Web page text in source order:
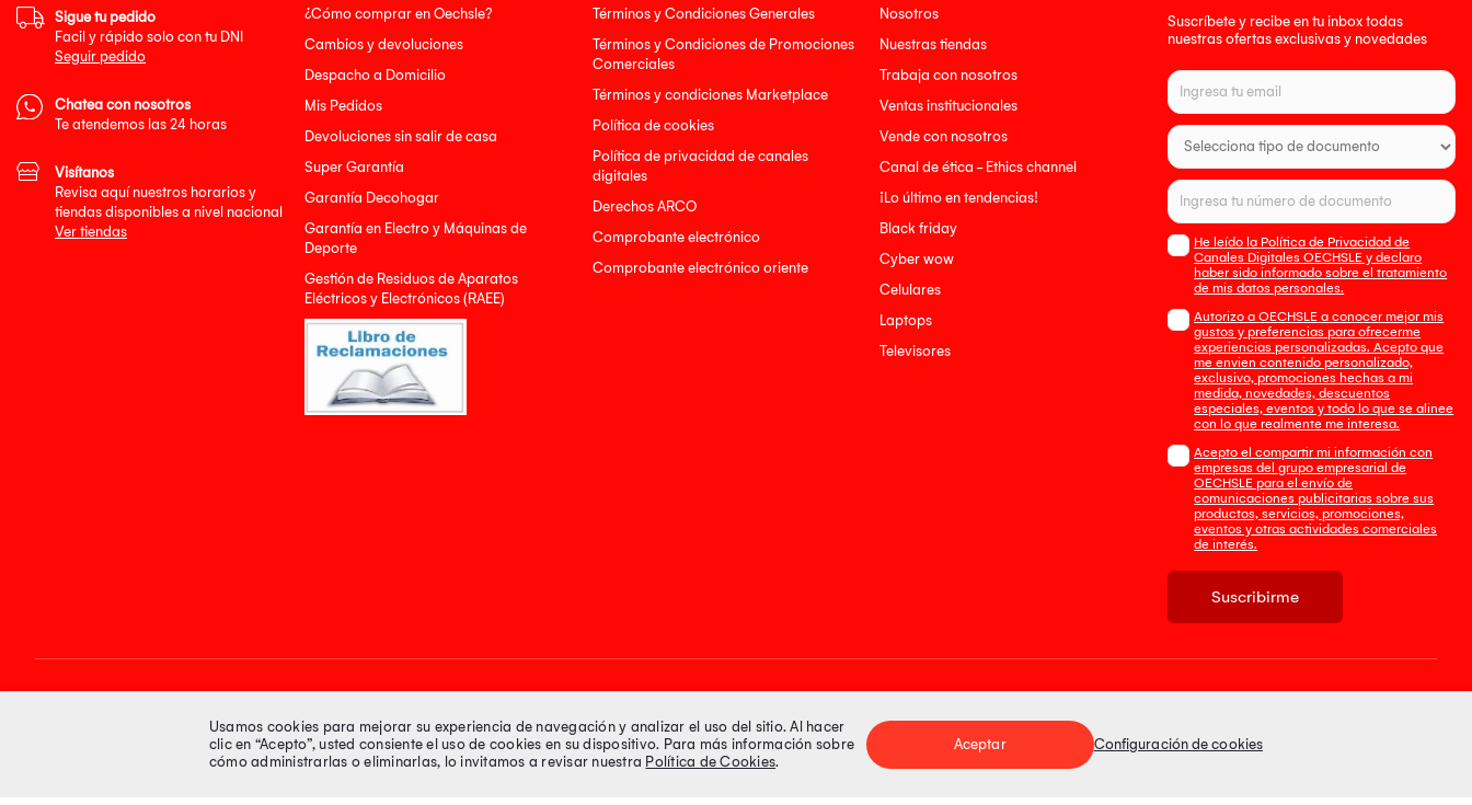
¿Cómo comprar en Oechsle?
Cambios y devoluciones
Despacho a Domicilio
Mis Pedidos
Devoluciones sin salir de casa
Super Garantía
Garantía Decohogar
Garantía en Electro y Máquinas de
Deporte
Gestión de Residuos de Aparatos
Eléctricos y Electrónicos (RAEE)
Términos y Condiciones Generales
Términos y Condiciones de Promociones
Comerciales
Términos y condiciones Marketplace
Política de cookies
Política de privacidad de canales
digitales
Derechos ARCO
Comprobante electrónico
Comprobante electrónico oriente
Nosotros
Nuestras tiendas
Trabaja con nosotros
Ventas institucionales
Vende con nosotros
Canal de ética - Ethics channel
¡Lo último en tendencias!
Black friday
Cyber wow
Celulares
Laptops
Televisores
Suscríbete y recibe en tu inbox todas
nuestras ofertas exclusivas y novedades
He leído la Política de Privacidad de
Canales Digitales OECHSLE y declaro
haber sido informado sobre el tratamiento
de mis datos personales.
Autorizo a OECHSLE a conocer mejor mis
gustos y preferencias para ofrecerme
experiencias personalizadas. Acepto que
me envien contenido personalizado,
exclusivo, promociones hechas a mi
medida, novedades, descuentos
especiales, eventos y todo lo que se alinee
con lo que realmente me interesa.
Acepto el compartir mi información con
empresas del grupo empresarial de
OECHSLE para el envío de
comunicaciones publicitarias sobre sus
productos, servicios, promociones,
eventos y otras actividades comerciales
de interés.
Suscribirme
Sigue tu pedido
Facil y rápido solo con tu DNI
Seguir pedido
Chatea con nosotros
Te atendemos las 24 horas
Visítanos
Revisa aquí nuestros horarios y
tiendas disponibles a nivel nacional
Ver tiendas
Síguenos en Medios de pago Tienda 100% Segura
Usamos cookies para mejorar su experiencia de navegación y analizar el uso del sitio. Al hacer
clic en “Acepto”, usted consiente el uso de cookies en su dispositivo. Para más información sobre
cómo administrarlas o eliminarlas, lo invitamos a revisar nuestra Política de Cookies.
Aceptar Configuración de cookies